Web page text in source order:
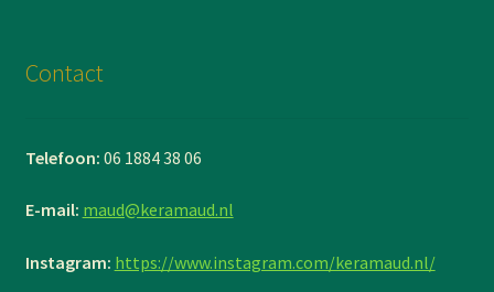
Contact
Telefoon: 06 1884 38 06
E-mail: maud@keramaud.nl
Instagram: https://www.instagram.com/keramaud.nl/